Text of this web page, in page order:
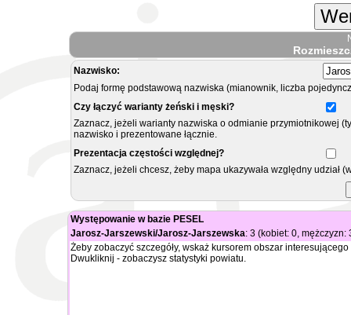
Nazwisko:
Podaj formę podstawową nazwiska (mianownik, liczba
Czy łączyć warianty żeński i męski?
Zaznacz, jeżeli warianty nazwiska o odmianie przymiotnikowej
nazwisko i prezentowane łącznie.
Prezentacja częstości względnej?
Zaznacz, jeżeli chcesz, żeby mapa ukazywała względny
Występowanie w bazie PESEL
Jarosz-Jarszewski/Jarosz-Jarszewska: 3 (kobiet: 0, mężczyzn:
Żeby zobaczyć szczegóły, wskaż kursorem obszar
Dwukliknij - zobaczysz statystyki powiatu.